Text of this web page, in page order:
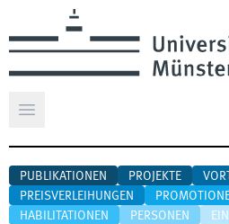
Hauptmenü öffnen
PUBLIKATIONEN PROJEKTE
PREISVERLEIHUNGEN
HABILITATIONEN
PERSONEN